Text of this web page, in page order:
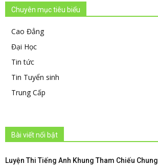
Chuyên mục tiêu biểu
Cao Đẳng
Đại Học
Tin tức
Tin Tuyển sinh
Trung Cấp
Bài viết nổi bật
Luyện Thi Tiếng Anh Khung Tham Chiếu Chung